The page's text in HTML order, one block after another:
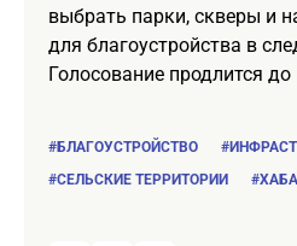
выбрать парки, скверы и
для благоустройства в
Голосование продлится
#БЛАГОУСТРОЙСТВО
#СЕЛЬСКИЕ ТЕРРИТОРИИ